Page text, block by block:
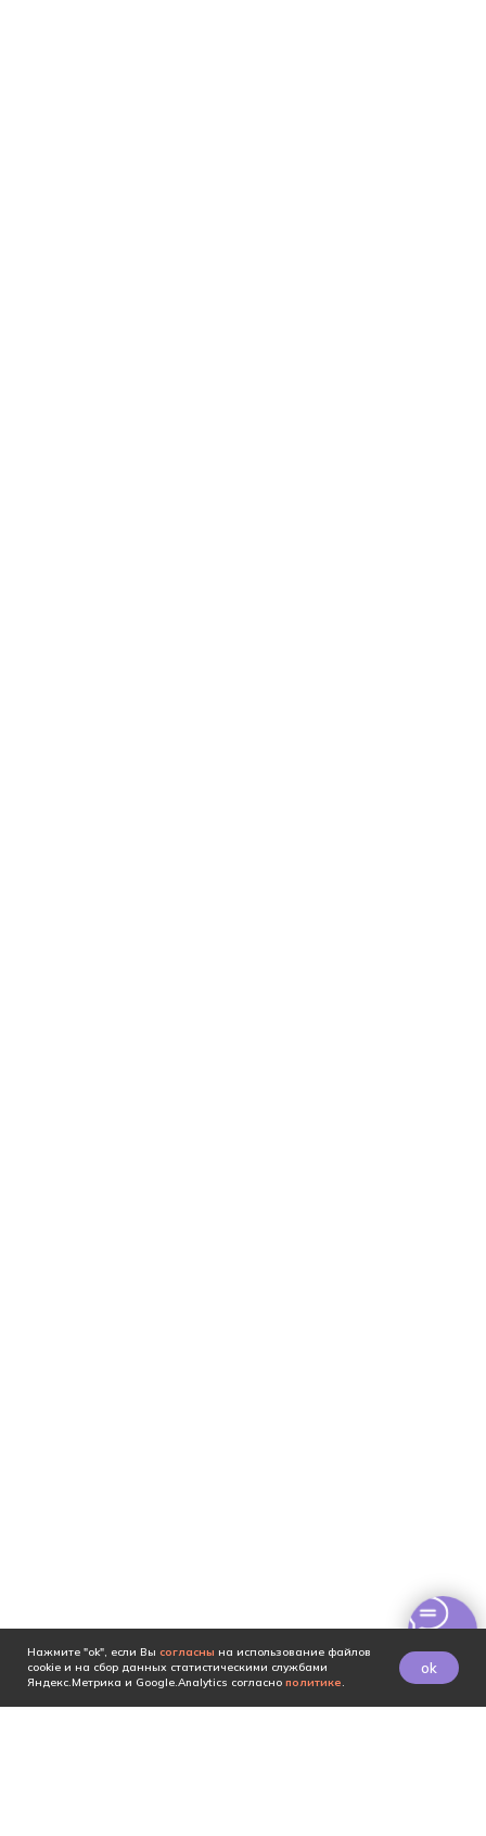
Нажмите "ok", если Вы согласны на использование файлов
cookie и на сбор данных статистическими службами
Яндекс.Метрика и Google.Analytics согласно политике.
ok